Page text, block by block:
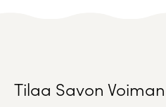
Tilaa Savon